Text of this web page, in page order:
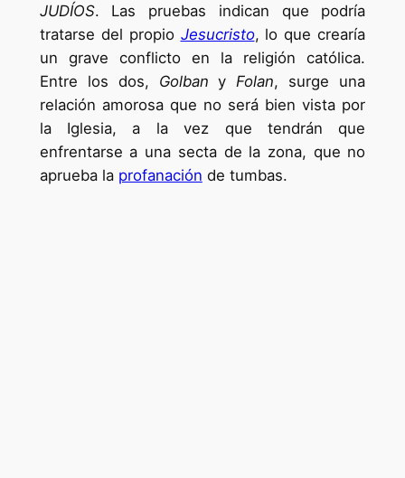
JUDÍOS. Las pruebas indican que podría
tratarse del propio Jesucristo, lo que crearía
un grave conflicto en la religión católica.
Entre los dos, Golbany Folan, surge una
relación amorosa que no será bien vista por
la Iglesia, a la vez que tendrán que
enfrentarse a una secta de la zona, que no
aprueba la profanación de tumbas.